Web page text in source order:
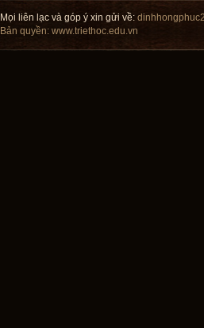
Mọi liên lạc và góp ý xin gửi về:
Bản quyền: www.triethoc.edu.vn